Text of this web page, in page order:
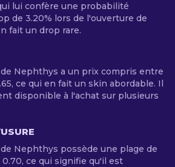
lui confère une probabilité
de 3.20% lors de l'ouverture de
fait un drop rare.
de Nephthys a un prix compris entre
ce qui en fait un skin abordable. Il
disponible à l'achat sur plusieurs
de Nephthys possède une plage de
ce qui signifie qu'il est